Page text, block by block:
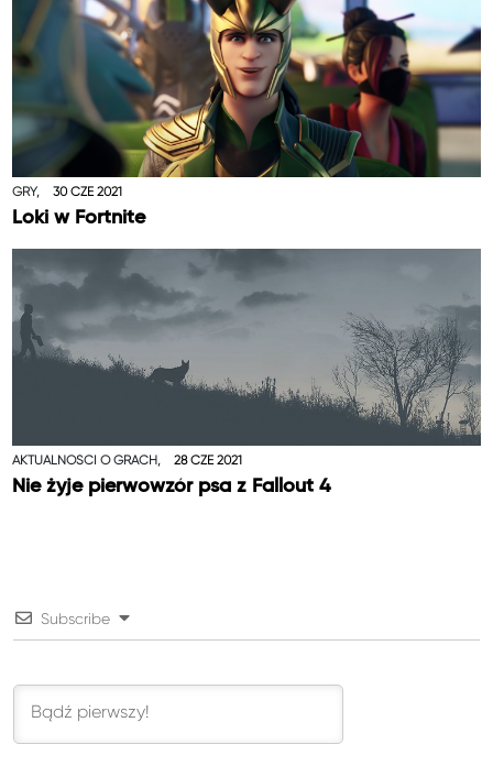
GRY, 30 CZE 2021
Loki w Fortnite
AKTUALNOŚCI O GRACH, 28 CZE 2021
Nie żyje pierwowzór psa z Fallout 4
Subscribe